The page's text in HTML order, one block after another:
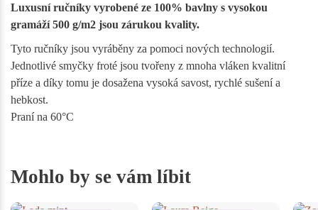
Luxusní ručníky vyrobené ze 100% bavlny s vysokou
gramáží 500 g/m2 jsou zárukou kvality.
Tyto ručníky jsou vyráběny za pomoci nových technologií.
Jednotlivé smyčky froté jsou tvořeny z mnoha vláken kvalitní
příze a díky tomu je dosažena vysoká savost, rychlé sušení a
hebkost.
Praní na 60°C
Mohlo by se vám líbit